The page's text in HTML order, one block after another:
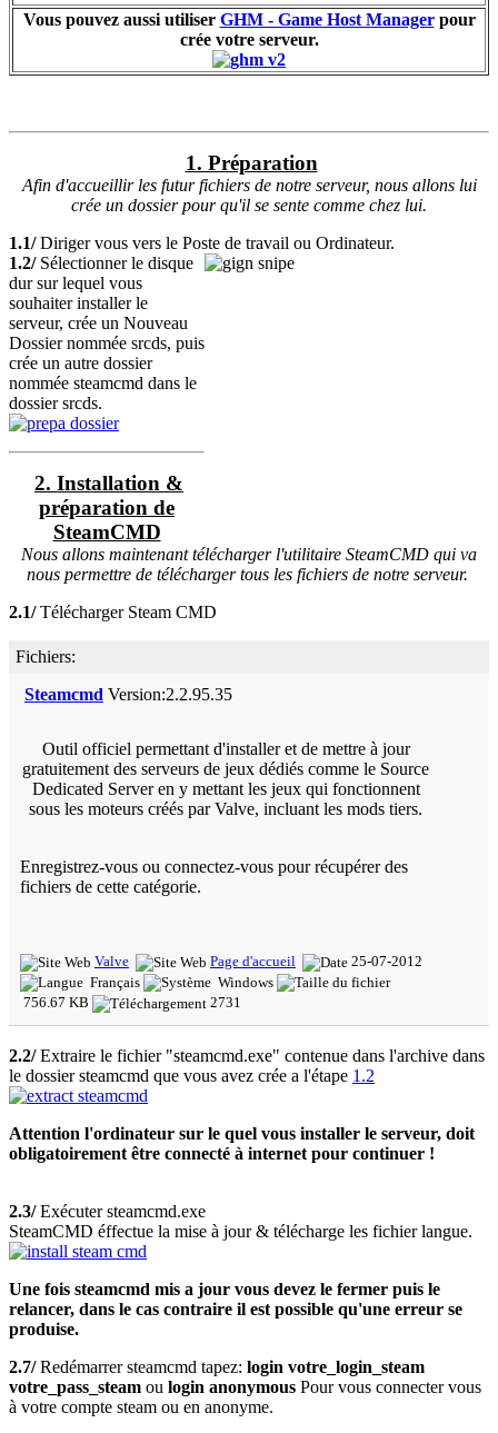
Vous pouvez aussi utiliser GHM - Game Host Managerpour
crée votre serveur.
1. Préparation
Afin d'accueillir les futur fichiers de notre serveur, nous allons lui
crée un dossier pour qu'il se sente comme chez lui.
1.1/Diriger vous vers le Poste de travail ou Ordinateur.
1.2/Sélectionner le disque
dur sur lequel vous
souhaiter installer le
serveur, crée un Nouveau
Dossier nommée srcds, puis
crée un autre dossier
nommée steamcmd dans le
dossier srcds.
2. Installation &
préparation de
SteamCMD
Nous allons maintenant télécharger l'utilitaire SteamCMD qui va
nous permettre de télécharger tous les fichiers de notre serveur.
2.1/Télécharger Steam CMD
Fichiers:
Steamcmd Version:2.2.95.35
Outil officiel permettant d'installer et de mettre à jour
gratuitement des serveurs de jeux dédiés comme le Source
Dedicated Server en y mettant les jeux qui fonctionnent
sous les moteurs créés par Valve, incluant les mods tiers.
Enregistrez-vous ou connectez-vous pour récupérer des
fichiers de cette catégorie.
Valve Page d'accueil
25-07-2012
Français
Windows
756.67 KB
2731
2.2/Extraire le fichier "steamcmd.exe" contenue dans l'archive dans
le dossier steamcmd que vous avez crée a l'étape 1.2
Attention l'ordinateur sur le quel vous installer le serveur, doit
obligatoirement être connecté à internet pour continuer !
2.3/Exécuter steamcmd.exe
SteamCMD éffectue la mise à jour & télécharge les fichier langue.
Une fois steamcmd mis a jour vous devez le fermer puis le
relancer, dans le cas contraire il est possible qu'une erreur se
produise.
2.7/Redémarrersteamcmd tapez: login votre_login_steam
votre_pass_steam ou login anonymous Pour vous connecter vous
à votre compte steam ou en anonyme.